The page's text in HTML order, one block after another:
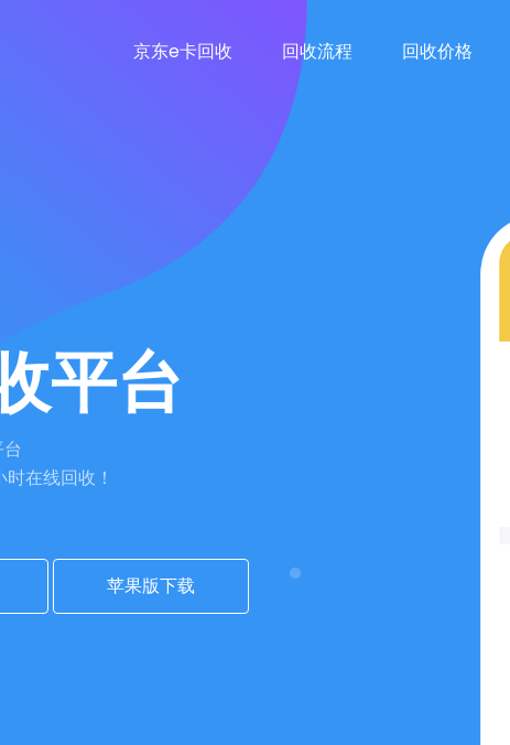
京东e卡回收 回收流程 回收价格
平台
在线回收！
苹果版下载